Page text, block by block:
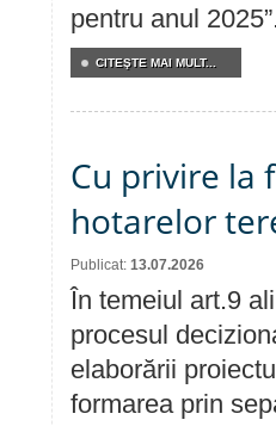
pentru anul
CITEŞTE MAI MULT...
Cu privire la
hotarelor
Publicat: 13.07.2026
În temeiul art.9
procesul
elaborării
formarea prin